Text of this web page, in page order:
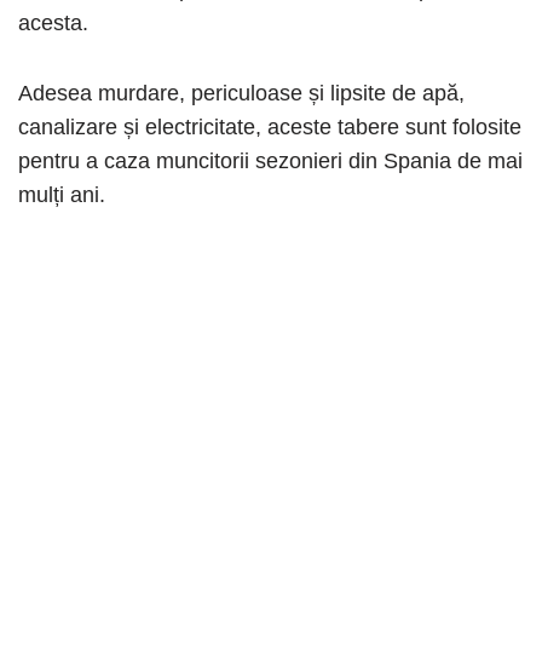
acesta.
Adesea murdare, periculoase și lipsite de apă,
canalizare și electricitate, aceste tabere sunt folosite
pentru a caza muncitorii sezonieri din Spania de mai
mulți ani.